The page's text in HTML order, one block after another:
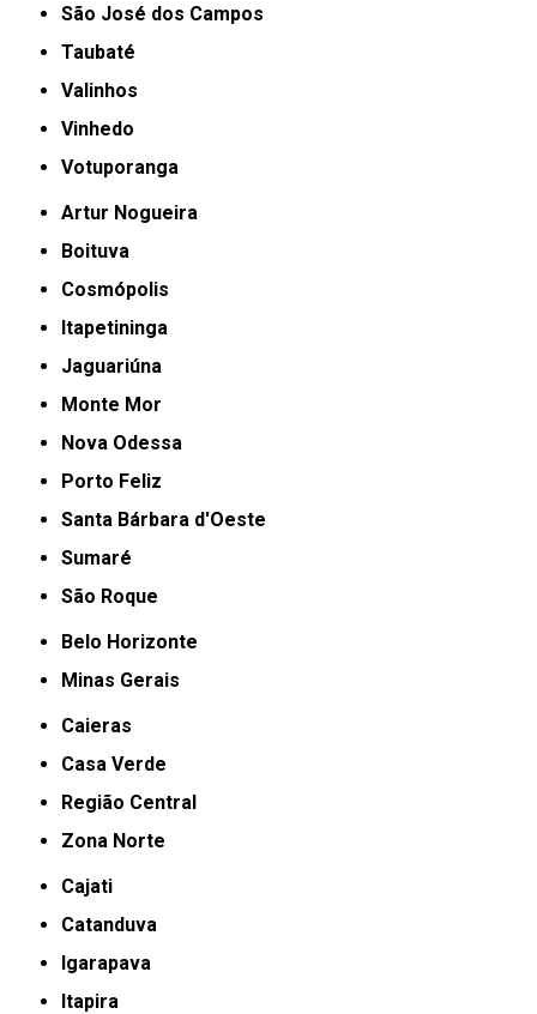
São José dos Campos
Taubaté
Valinhos
Vinhedo
Votuporanga
Artur Nogueira
Boituva
Cosmópolis
Itapetininga
Jaguariúna
Monte Mor
Nova Odessa
Porto Feliz
Santa Bárbara d'Oeste
Sumaré
São Roque
Belo Horizonte
Minas Gerais
Caieras
Casa Verde
Região Central
Zona Norte
Cajati
Catanduva
Igarapava
Itapira